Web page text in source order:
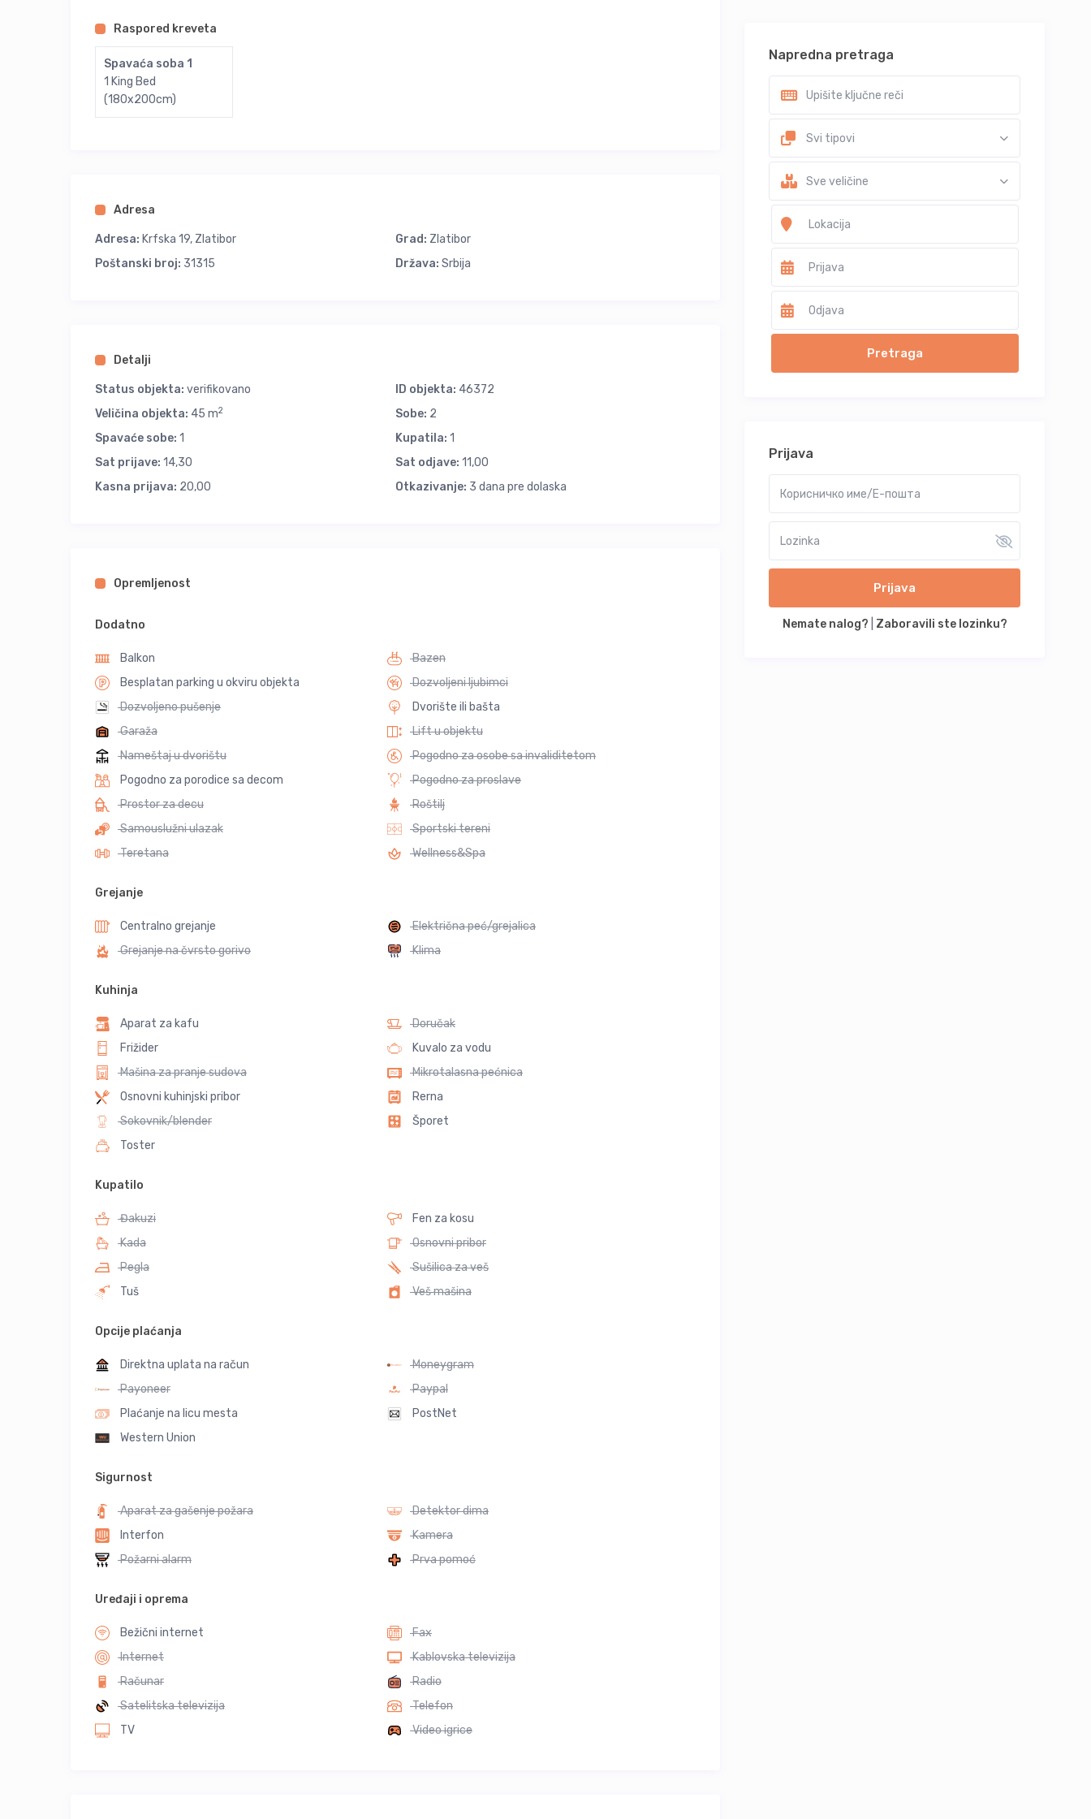
Prijavljivanje u apartman je od 14h, odjava iz apartmana do 10,30h.
Cena van sezone grejanja:
1 noć – 50 eur
i uvek stojimo na raspolaganju.
Advertisements
Raspored kreveta
Spavaća soba 1
1 King Bed
(180x200cm)
Adresa
Adresa: Krfska 19, Zlatibor Grad: Zlatibor
Poštanski broj: 31315 Država: Srbija
Detalji
Status objekta: verifikovano ID objekta: 46372
Veličina objekta: 45 m2 Sobe: 2
Spavaće sobe: 1 Kupatila: 1
Sat prijave: 14,30 Sat odjave: 11,00
Kasna prijava: 20,00 Otkazivanje: 3 dana pre dolaska
Opremljenost
Dodatno
Balkon
Bazen
Besplatan parking u okviru objekta
Dozvoljeni ljubimci
Dozvoljeno pušenje
Dvorište ili bašta
Garaža
Lift u objektu
Nameštaj u dvorištu
Pogodno za osobe sa invaliditetom
Pogodno za porodice sa decom
Pogodno za proslave
Prostor za decu
Roštilj
Samouslužni ulazak
Sportski tereni
Teretana
Wellness&Spa
Grejanje
Centralno grejanje
Električna peć/grejalica
Grejanje na čvrsto gorivo
Klima
Kuhinja
Aparat za kafu
Doručak
Frižider
Kuvalo za vodu
Mašina za pranje sudova
Mikrotalasna pećnica
Osnovni kuhinjski pribor
Rerna
Sokovnik/blender
Šporet
Toster
Kupatilo
Đakuzi
Fen za kosu
Kada
Osnovni pribor
Pegla
Sušilica za veš
Tuš
Veš mašina
Opcije plaćanja
Direktna uplata na račun
Moneygram
Payoneer
Paypal
Plaćanje na licu mesta
PostNet
Western Union
Sigurnost
Aparat za gašenje požara
Detektor dima
Interfon
Kamera
Požarni alarm
Prva pomoć
Uređaji i oprema
Bežični internet
Fax
Internet
Kablovska televizija
Računar
Radio
Satelitska televizija
Telefon
TV
Video igrice
Napredna pretraga
Svi tipovi
Sve veličine
Prijava
Prijava
Nemate nalog? Zaboravili ste lozinku?